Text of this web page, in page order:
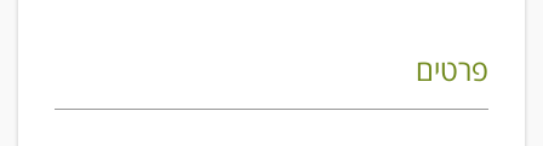
פרטים